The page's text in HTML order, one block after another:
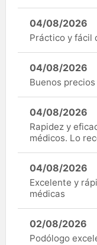
04/08/2026
Práctico y fácil
04/08/2026
Buenos
04/08/2026
Rapidez y
médicos. Lo
04/08/2026
Excelente y
médicas
02/08/2026
Podólogo